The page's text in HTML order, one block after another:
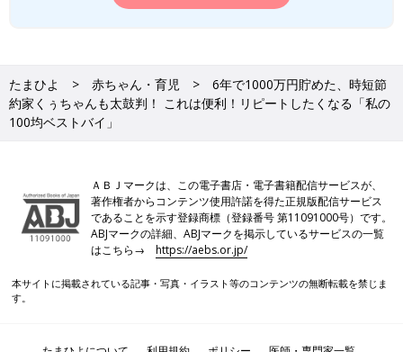
たまひよ 赤ちゃん・育児
6年で1000万円貯めた、時短節
約家くぅちゃんも太鼓判！ これは便利！リピートしたくなる「私の
100均ベストバイ」
ＡＢＪマークは、この電子書店・電子書籍配信サービスが、
著作権者からコンテンツ使用許諾を得た正規版配信サービス
であることを示す登録商標（登録番号 第11091000号）です。
ABJマークの詳細、ABJマークを掲示しているサービスの一覧
はこちら→https://aebs.or.jp/
本サイトに掲載されている記事・写真・イラスト等のコンテンツの無断転載を禁じま
す。